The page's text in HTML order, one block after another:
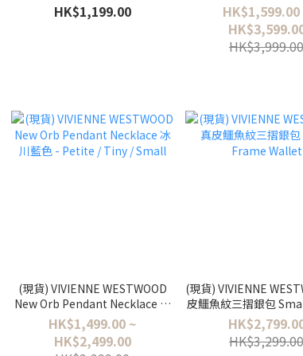
HK$1,199.00
HK$1,599.00
HK$3,999.00
(現貨) VIVIENNE WESTWOOD
New Orb Pendant Necklace 冰
川藍色 - Petite / Tiny / Small
HK$1,499.00 ~
HK$2,499.00
(現貨) VIVIENNE
皮鱷魚紋三摺銀包
Wallet
HK$3,299.00